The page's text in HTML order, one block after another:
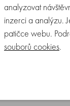
analyzovat
inzerci a analýzu.
patičce webu.
souborů cookies.